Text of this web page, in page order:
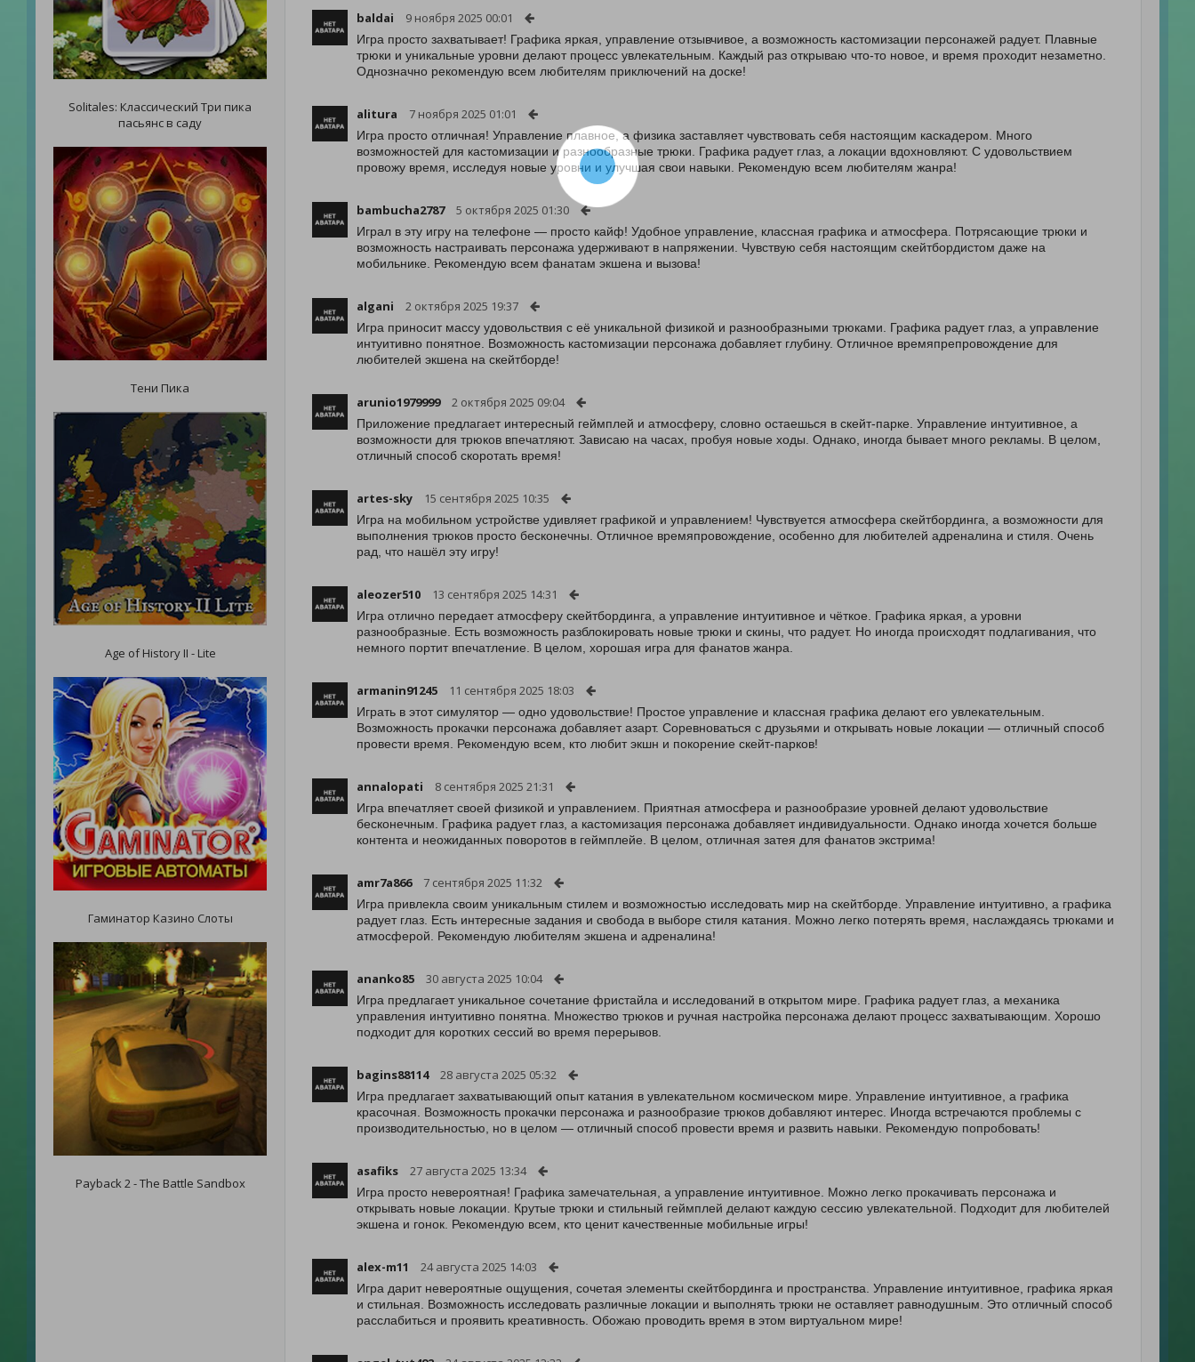
Solitales: Классический Три пика
пасьянс в саду
Тени Пика
Age of History II - Lite
Гаминатор Казино Слоты
Payback 2 - The Battle Sandbox
baldai 9 ноября 2025 00:01
Игра просто захватывает! Графика яркая, управление отзывчивое, а возможность кастомизации персонажей радует. Плавные
трюки и уникальные уровни делают процесс увлекательным. Каждый раз открываю что-то новое, и время проходит незаметно.
Однозначно рекомендую всем любителям приключений на доске!
alitura 7 ноября 2025 01:01
Игра просто отличная! Управление плавное, а физика заставляет чувствовать себя настоящим каскадером. Много
возможностей для кастомизации и разнообразные трюки. Графика радует глаз, а локации вдохновляют. С удовольствием
провожу время, исследуя новые уровни и улучшая свои навыки. Рекомендую всем любителям жанра!
bambucha2787 5 октября 2025 01:30
Играл в эту игру на телефоне — просто кайф! Удобное управление, классная графика и атмосфера. Потрясающие трюки и
возможность настраивать персонажа удерживают в напряжении. Чувствую себя настоящим скейтбордистом даже на
мобильнике. Рекомендую всем фанатам экшена и вызова!
algani 2 октября 2025 19:37
Игра приносит массу удовольствия с её уникальной физикой и разнообразными трюками. Графика радует глаз, а управление
интуитивно понятное. Возможность кастомизации персонажа добавляет глубину. Отличное времяпрепровождение для
любителей экшена на скейтборде!
arunio1979999 2 октября 2025 09:04
Приложение предлагает интересный геймплей и атмосферу, словно остаешься в скейт-парке. Управление интуитивное, а
возможности для трюков впечатляют. Зависаю на часах, пробуя новые ходы. Однако, иногда бывает много рекламы. В целом,
отличный способ скоротать время!
artes-sky 15 сентября 2025 10:35
Игра на мобильном устройстве удивляет графикой и управлением! Чувствуется атмосфера скейтбординга, а возможности для
выполнения трюков просто бесконечны. Отличное времяпровождение, особенно для любителей адреналина и стиля. Очень
рад, что нашёл эту игру!
aleozer510 13 сентября 2025 14:31
Игра отлично передает атмосферу скейтбординга, а управление интуитивное и чёткое. Графика яркая, а уровни
разнообразные. Есть возможность разблокировать новые трюки и скины, что радует. Но иногда происходят подлагивания, что
немного портит впечатление. В целом, хорошая игра для фанатов жанра.
armanin91245 11 сентября 2025 18:03
Играть в этот симулятор — одно удовольствие! Простое управление и классная графика делают его увлекательным.
Возможность прокачки персонажа добавляет азарт. Соревноваться с друзьями и открывать новые локации — отличный способ
провести время. Рекомендую всем, кто любит экшн и покорение скейт-парков!
annalopati 8 сентября 2025 21:31
Игра впечатляет своей физикой и управлением. Приятная атмосфера и разнообразие уровней делают удовольствие
бесконечным. Графика радует глаз, а кастомизация персонажа добавляет индивидуальности. Однако иногда хочется больше
контента и неожиданных поворотов в геймплейе. В целом, отличная затея для фанатов экстрима!
amr7a866 7 сентября 2025 11:32
Игра привлекла своим уникальным стилем и возможностью исследовать мир на скейтборде. Управление интуитивно, а графика
радует глаз. Есть интересные задания и свобода в выборе стиля катания. Можно легко потерять время, наслаждаясь трюками и
атмосферой. Рекомендую любителям экшена и адреналина!
ananko85 30 августа 2025 10:04
Игра предлагает уникальное сочетание фристайла и исследований в открытом мире. Графика радует глаз, а механика
управления интуитивно понятна. Множество трюков и ручная настройка персонажа делают процесс захватывающим. Хорошо
подходит для коротких сессий во время перерывов.
bagins88114 28 августа 2025 05:32
Игра предлагает захватывающий опыт катания в увлекательном космическом мире. Управление интуитивное, а графика
красочная. Возможность прокачки персонажа и разнообразие трюков добавляют интерес. Иногда встречаются проблемы с
производительностью, но в целом — отличный способ провести время и развить навыки. Рекомендую попробовать!
asafiks 27 августа 2025 13:34
Игра просто невероятная! Графика замечательная, а управление интуитивное. Можно легко прокачивать персонажа и
открывать новые локации. Крутые трюки и стильный геймплей делают каждую сессию увлекательной. Подходит для любителей
экшена и гонок. Рекомендую всем, кто ценит качественные мобильные игры!
alex-m11 24 августа 2025 14:03
Игра дарит невероятные ощущения, сочетая элементы скейтбординга и пространства. Управление интуитивное, графика яркая
и стильная. Возможность исследовать различные локации и выполнять трюки не оставляет равнодушным. Это отличный способ
расслабиться и проявить креативность. Обожаю проводить время в этом виртуальном мире!